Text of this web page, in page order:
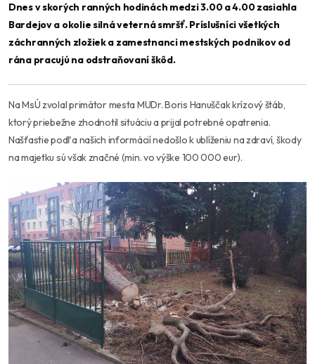
Dnes v skorých ranných hodinách medzi 3.00 a 4.00 zasiahla
Bardejov a okolie silná veterná smršť. Príslušníci všetkých
záchranných zložiek a zamestnanci mestských podnikov od
rána pracujú na odstraňovaní škôd.
Na MsÚ zvolal primátor mesta MUDr. Boris Hanuščak krízový štáb,
ktorý priebežne zhodnotil situáciu a prijal potrebné opatrenia.
Našťastie podľa našich informácií nedošlo k ublíženiu na zdraví, škody
na majetku sú však značné (min. vo výške 100 000 eur).